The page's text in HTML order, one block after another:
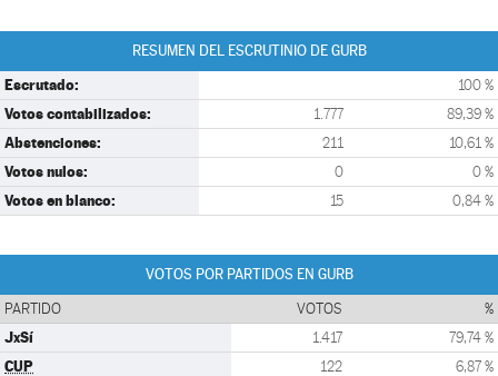
RESUMEN DEL ESCRUTINIO DE GURB
Escrutado: 100 %
Votos contabilizados: 1.777 89,39 %
Abstenciones: 211 10,61 %
Votos nulos: 0 0 %
Votos en blanco: 15 0,84 %
VOTOS POR PARTIDOS EN GURB
PARTIDO VOTOS %
JxSí 1.417 79,74 %
CUP 122 6,87 %